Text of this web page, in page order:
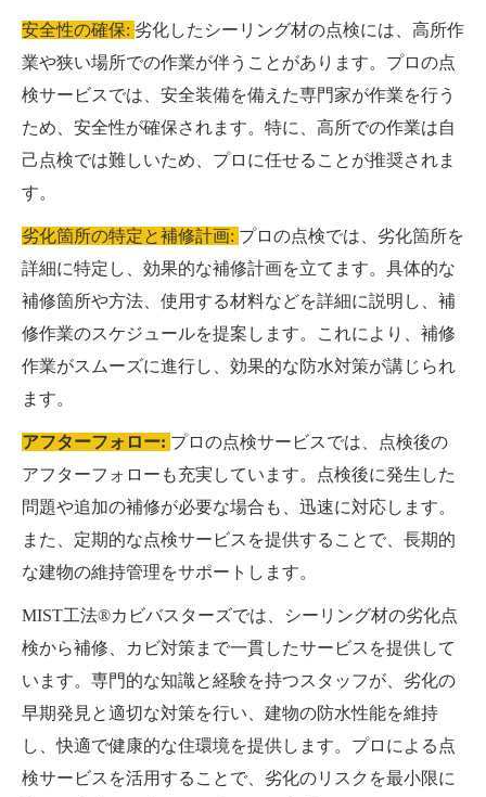
安全性の確保: 劣化したシーリング材の点検には、高所作
業や狭い場所での作業が伴うことがあります。プロの点
検サービスでは、安全装備を備えた専門家が作業を行う
ため、安全性が確保されます。特に、高所での作業は自
己点検では難しいため、プロに任せることが推奨されま
す。
劣化箇所の特定と補修計画: プロの点検では、劣化箇所を
詳細に特定し、効果的な補修計画を立てます。具体的な
補修箇所や方法、使用する材料などを詳細に説明し、補
修作業のスケジュールを提案します。これにより、補修
作業がスムーズに進行し、効果的な防水対策が講じられ
ます。
アフターフォロー: プロの点検サービスでは、点検後の
アフターフォローも充実しています。点検後に発生した
問題や追加の補修が必要な場合も、迅速に対応します。
また、定期的な点検サービスを提供することで、長期的
な建物の維持管理をサポートします。
MIST工法®カビバスターズでは、シーリング材の劣化点
検から補修、カビ対策まで一貫したサービスを提供して
います。専門的な知識と経験を持つスタッフが、劣化の
早期発見と適切な対策を行い、建物の防水性能を維持
し、快適で健康的な住環境を提供します。プロによる点
検サービスを活用することで、劣化のリスクを最小限に